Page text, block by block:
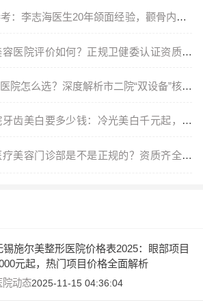
：李志海医生20年颌面经验，颧骨内推3
医院评价如何？正规卫健委认证资质、
院怎么选？深度解析市二院“双设备”核心
齿美白要多少钱：冷光美白千元起，公
美容门诊部是不是正规的？资质齐全、
锡施尔美整形医院价格表2025：眼部项目
元起，热门项目价格全面解析
院动态2025-11-15 04:36:04